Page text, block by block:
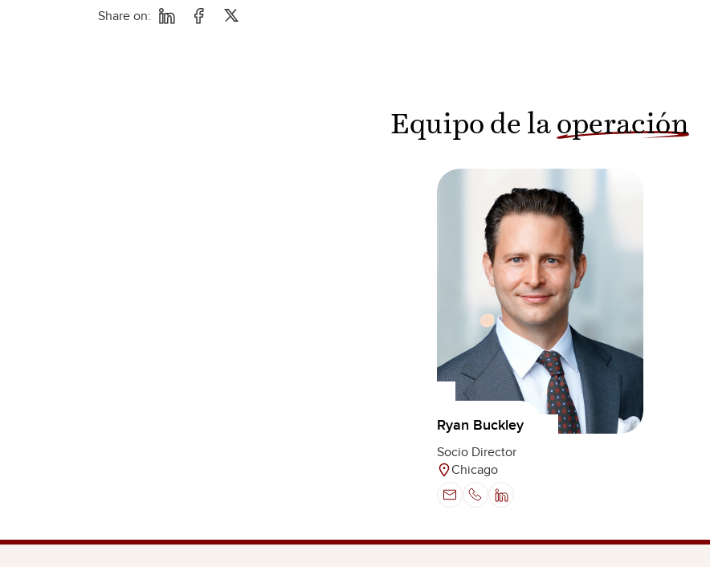
Share on:
Equipo de la operación
Ryan Buckley
Socio Director
Chicago